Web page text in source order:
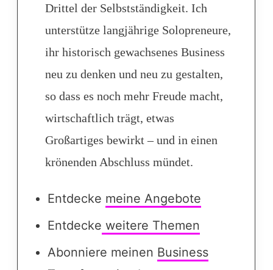
Drittel der Selbstständigkeit. Ich
unterstütze langjährige Solopreneure,
ihr historisch gewachsenes Business
neu zu denken und neu zu gestalten,
so dass es noch mehr Freude macht,
wirtschaftlich trägt, etwas
Großartiges bewirkt – und in einen
krönenden Abschluss mündet.
Entdecke meine Angebote
Entdecke weitere Themen
Abonniere meinen Business